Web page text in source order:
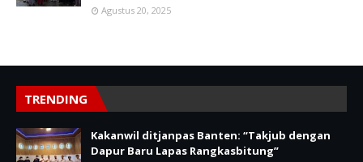
Agustus 20, 2025
TRENDING
Kakanwil ditjanpas Banten: “Takjub dengan
Dapur Baru Lapas Rangkasbitung”